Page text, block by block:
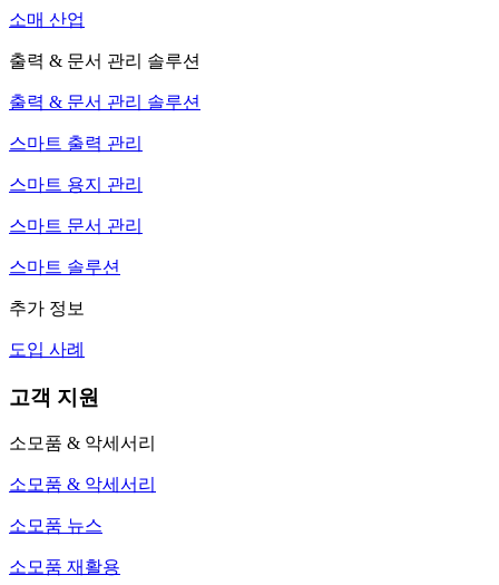
소매 산업
출력 & 문서 관리 솔루션
출력 & 문서 관리 솔루션
스마트 출력 관리
스마트 용지 관리
스마트 문서 관리
스마트 솔루션
추가 정보
도입 사례
고객 지원
소모품 & 악세서리
소모품 & 악세서리
소모품 뉴스
소모품 재활용